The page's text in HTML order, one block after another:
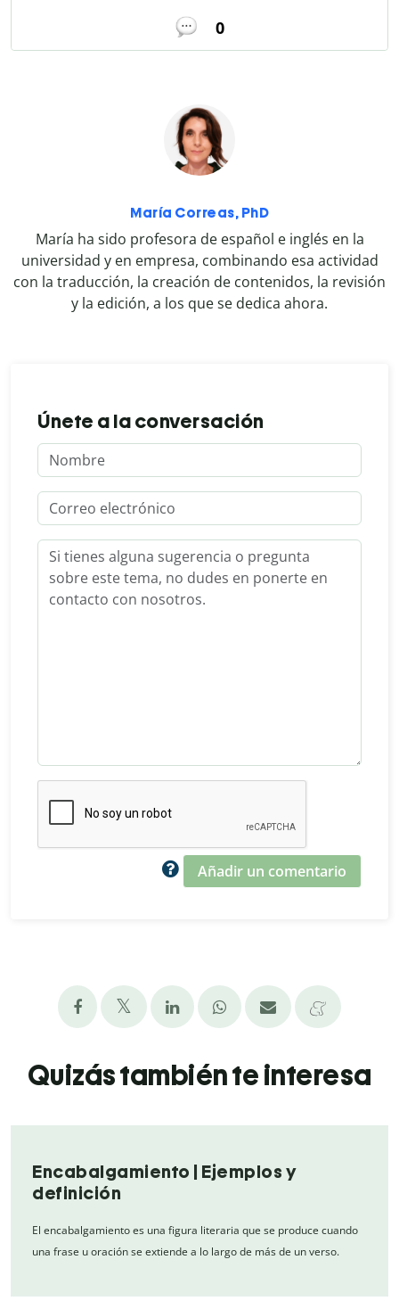
0
María Correas, PhD
María ha sido profesora de español e inglés en la
universidad y en empresa, combinando esa actividad
con la traducción, la creación de contenidos, la revisión
y la edición, a los que se dedica ahora.
Únete a la conversación
Añadir un comentario
Quizás también te interesa
Encabalgamiento | Ejemplos y
definición
El encabalgamiento es una figura literaria que se produce cuando
una frase u oración se extiende a lo largo de más de un verso.